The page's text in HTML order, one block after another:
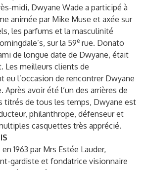
midi, Dwyane Wade a participé à
animée par Mike Muse et axée sur
les parfums et la masculinité
sur la 59e rue. Donato
de longue date de Dwyane, était
Les meilleurs clients de
eu l’occasion de rencontrer Dwyane
Après avoir été l’un des arrières de
titrés de tous les temps, Dwyane est
philanthrope, défenseur et
casquettes très apprécié.
1963 par Mrs Estée Lauder,
gardiste et fondatrice visionnaire